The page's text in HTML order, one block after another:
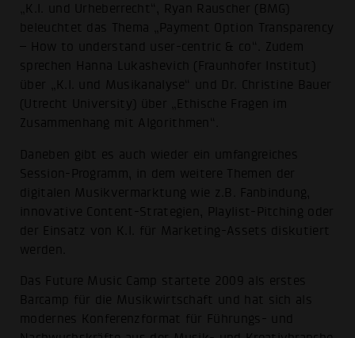
„K.I. und Urheberrecht“, Ryan Rauscher (BMG)
beleuchtet das Thema „Payment Option Transparency
– How to understand user-centric & co“. Zudem
sprechen Hanna Lukashevich (Fraunhofer Institut)
über „K.I. und Musikanalyse“ und Dr. Christine Bauer
(Utrecht University) über „Ethische Fragen im
Zusammenhang mit Algorithmen“.
Daneben gibt es auch wieder ein umfangreiches
Session-Programm, in dem weitere Themen der
digitalen Musikvermarktung wie z.B. Fanbindung,
innovative Content-Strategien, Playlist-Pitching oder
der Einsatz von K.I. für Marketing-Assets diskutiert
werden.
Das Future Music Camp startete 2009 als erstes
Barcamp für die Musikwirtschaft und hat sich als
modernes Konferenzformat für Führungs- und